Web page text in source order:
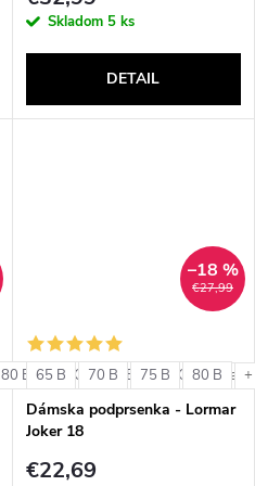
Skladom 5 ks
DETAIL
80 B 80 C 85 B 85 C +
€27,99
–18 %
65 B 70 B 75 B 80 B
Dámska podprsenka - Lormar
Joker 18
€22,69